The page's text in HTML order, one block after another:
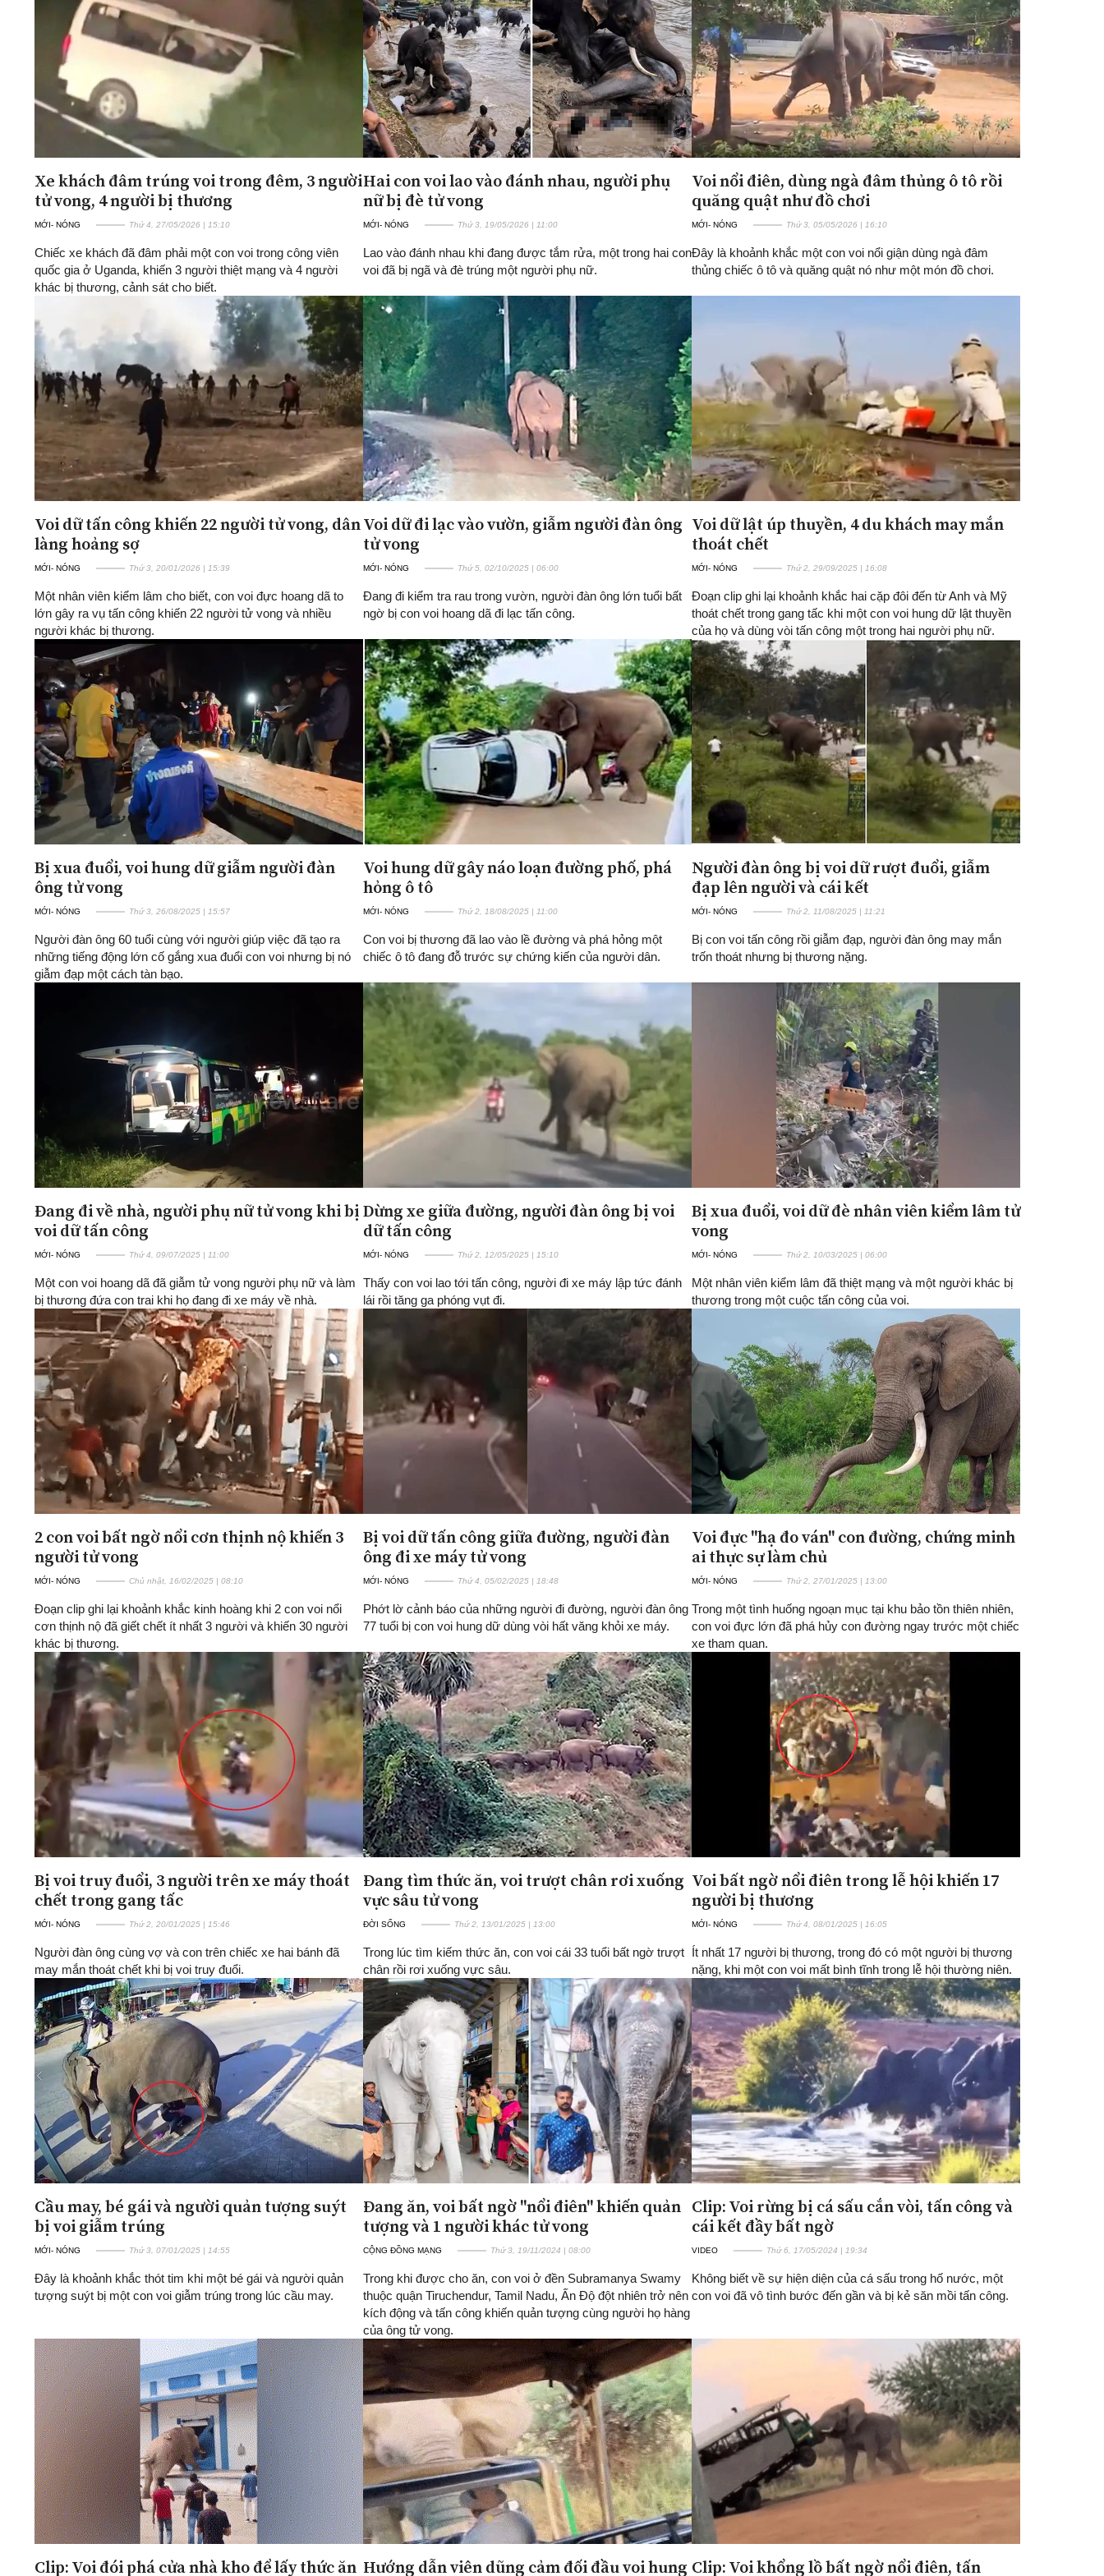
ĐA CHIỀU
Quan điểm
Xi nhan Trái Phải
Bạn đọc viết
Đăng ký tin tức mới
Xe khách đâm trúng voi trong đêm, 3 người
tử vong, 4 người bị thương
MỚI- NÓNG Thứ 4, 27/05/2026 | 15:10
Chiếc xe khách đã đâm phải một con voi trong công viên
quốc gia ở Uganda, khiến 3 người thiệt mạng và 4 người
khác bị thương, cảnh sát cho biết.
Hai con voi lao vào đánh nhau, người phụ
nữ bị đè tử vong
MỚI- NÓNG Thứ 3, 19/05/2026 | 11:00
Lao vào đánh nhau khi đang được tắm rửa, một trong hai con
voi đã bị ngã và đè trúng một người phụ nữ.
Voi nổi điên, dùng ngà đâm thủng ô tô rồi
quăng quật như đồ chơi
MỚI- NÓNG Thứ 3, 05/05/2026 | 16:10
Đây là khoảnh khắc một con voi nổi giận dùng ngà đâm
thủng chiếc ô tô và quăng quật nó như một món đồ chơi.
Voi dữ tấn công khiến 22 người tử vong, dân
làng hoảng sợ
MỚI- NÓNG Thứ 3, 20/01/2026 | 15:39
Một nhân viên kiểm lâm cho biết, con voi đực hoang dã to
lớn gây ra vụ tấn công khiến 22 người tử vong và nhiều
người khác bị thương.
Voi dữ đi lạc vào vườn, giẫm người đàn ông
tử vong
MỚI- NÓNG Thứ 5, 02/10/2025 | 06:00
Đang đi kiểm tra rau trong vườn, người đàn ông lớn tuổi bất
ngờ bị con voi hoang dã đi lạc tấn công.
Voi dữ lật úp thuyền, 4 du khách may mắn
thoát chết
MỚI- NÓNG Thứ 2, 29/09/2025 | 16:08
Đoạn clip ghi lại khoảnh khắc hai cặp đôi đến từ Anh và Mỹ
thoát chết trong gang tấc khi một con voi hung dữ lật thuyền
của họ và dùng vòi tấn công một trong hai người phụ nữ.
Bị xua đuổi, voi hung dữ giẫm người đàn
ông tử vong
MỚI- NÓNG Thứ 3, 26/08/2025 | 15:57
Người đàn ông 60 tuổi cùng với người giúp việc đã tạo ra
những tiếng động lớn cố gắng xua đuổi con voi nhưng bị nó
giẫm đạp một cách tàn bạo.
Voi hung dữ gây náo loạn đường phố, phá
hỏng ô tô
MỚI- NÓNG Thứ 2, 18/08/2025 | 11:00
Con voi bị thương đã lao vào lề đường và phá hỏng một
chiếc ô tô đang đỗ trước sự chứng kiến của người dân.
Người đàn ông bị voi dữ rượt đuổi, giẫm
đạp lên người và cái kết
MỚI- NÓNG Thứ 2, 11/08/2025 | 11:21
Bị con voi tấn công rồi giẫm đạp, người đàn ông may mắn
trốn thoát nhưng bị thương nặng.
Đang đi về nhà, người phụ nữ tử vong khi bị
voi dữ tấn công
MỚI- NÓNG Thứ 4, 09/07/2025 | 11:00
Một con voi hoang dã đã giẫm tử vong người phụ nữ và làm
bị thương đứa con trai khi họ đang đi xe máy về nhà.
Dừng xe giữa đường, người đàn ông bị voi
dữ tấn công
MỚI- NÓNG Thứ 2, 12/05/2025 | 15:10
Thấy con voi lao tới tấn công, người đi xe máy lập tức đánh
lái rồi tăng ga phóng vụt đi.
Bị xua đuổi, voi dữ đè nhân viên kiểm lâm tử
vong
MỚI- NÓNG Thứ 2, 10/03/2025 | 06:00
Một nhân viên kiểm lâm đã thiệt mạng và một người khác bị
thương trong một cuộc tấn công của voi.
2 con voi bất ngờ nổi cơn thịnh nộ khiến 3
người tử vong
MỚI- NÓNG Chủ nhật, 16/02/2025 | 08:10
Đoạn clip ghi lại khoảnh khắc kinh hoàng khi 2 con voi nổi
cơn thịnh nộ đã giết chết ít nhất 3 người và khiến 30 người
khác bị thương.
Bị voi dữ tấn công giữa đường, người đàn
ông đi xe máy tử vong
MỚI- NÓNG Thứ 4, 05/02/2025 | 18:48
Phớt lờ cảnh báo của những người đi đường, người đàn ông
77 tuổi bị con voi hung dữ dùng vòi hất văng khỏi xe máy.
Voi đực "hạ đo ván" con đường, chứng minh
ai thực sự làm chủ
MỚI- NÓNG Thứ 2, 27/01/2025 | 13:00
Trong một tình huống ngoạn mục tại khu bảo tồn thiên nhiên,
con voi đực lớn đã phá hủy con đường ngay trước một chiếc
xe tham quan.
Bị voi truy đuổi, 3 người trên xe máy thoát
chết trong gang tấc
MỚI- NÓNG Thứ 2, 20/01/2025 | 15:46
Người đàn ông cùng vợ và con trên chiếc xe hai bánh đã
may mắn thoát chết khi bị voi truy đuổi.
Đang tìm thức ăn, voi trượt chân rơi xuống
vực sâu tử vong
ĐỜI SỐNG Thứ 2, 13/01/2025 | 13:00
Trong lúc tìm kiếm thức ăn, con voi cái 33 tuổi bất ngờ trượt
chân rồi rơi xuống vực sâu.
Voi bất ngờ nổi điên trong lễ hội khiến 17
người bị thương
MỚI- NÓNG Thứ 4, 08/01/2025 | 16:05
Ít nhất 17 người bị thương, trong đó có một người bị thương
nặng, khi một con voi mất bình tĩnh trong lễ hội thường niên.
Cầu may, bé gái và người quản tượng suýt
bị voi giẫm trúng
MỚI- NÓNG Thứ 3, 07/01/2025 | 14:55
Đây là khoảnh khắc thót tim khi một bé gái và người quản
tượng suýt bị một con voi giẫm trúng trong lúc cầu may.
Đang ăn, voi bất ngờ "nổi điên" khiến quản
tượng và 1 người khác tử vong
CỘNG ĐỒNG MẠNG Thứ 3, 19/11/2024 | 08:00
Trong khi được cho ăn, con voi ở đền Subramanya Swamy
thuộc quận Tiruchendur, Tamil Nadu, Ấn Độ đột nhiên trở nên
kích động và tấn công khiến quản tượng cùng người họ hàng
của ông tử vong.
Clip: Voi rừng bị cá sấu cắn vòi, tấn công và
cái kết đầy bất ngờ
VIDEO Thứ 6, 17/05/2024 | 19:34
Không biết về sự hiện diện của cá sấu trong hố nước, một
con voi đã vô tình bước đến gần và bị kẻ săn mồi tấn công.
Clip: Voi đói phá cửa nhà kho để lấy thức ăn Hướng dẫn viên dũng cảm đối đầu voi hung Clip: Voi khổng lồ bất ngờ nổi điên, tấn